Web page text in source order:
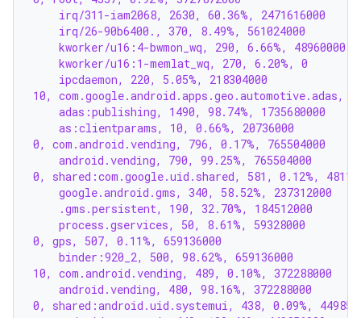
    irq/311-iam2068, 2630, 60.36%, 2471616000
    irq/26-90b6400., 370, 8.49%, 561024000
    kworker/u16:4-bwmon_wq, 290, 6.66%, 48960000
    kworker/u16:1-memlat_wq, 270, 6.20%, 0
    ipcdaemon, 220, 5.05%, 218304000
10, com.google.android.apps.geo.automotive.adas,
    adas:publishing, 1490, 98.74%, 1735680000
    as:clientparams, 10, 0.66%, 20736000
0, com.android.vending, 796, 0.17%, 765504000
    android.vending, 790, 99.25%, 765504000
0, shared:com.google.uid.shared, 581, 0.12%,
    google.android.gms, 340, 58.52%, 237312000
    .gms.persistent, 190, 32.70%, 184512000
    process.gservices, 50, 8.61%, 59328000
0, gps, 507, 0.11%, 659136000
    binder:920_2, 500, 98.62%, 659136000
10, com.android.vending, 489, 0.10%, 372288000
    android.vending, 480, 98.16%, 372288000
0, shared:android.uid.systemui, 438, 0.09%,